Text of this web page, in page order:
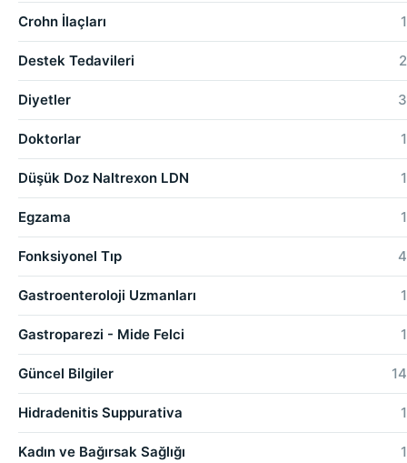
Crohn İlaçları 1
Destek Tedavileri 2
Diyetler 3
Doktorlar 1
Düşük Doz Naltrexon LDN 1
Egzama 1
Fonksiyonel Tıp 4
Gastroenteroloji Uzmanları 1
Gastroparezi - Mide Felci 1
Güncel Bilgiler 14
Hidradenitis Suppurativa 1
Kadın ve Bağırsak Sağlığı 1